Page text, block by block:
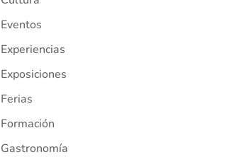
Eventos
Experiencias
Exposiciones
Ferias
Formación
Gastronomía